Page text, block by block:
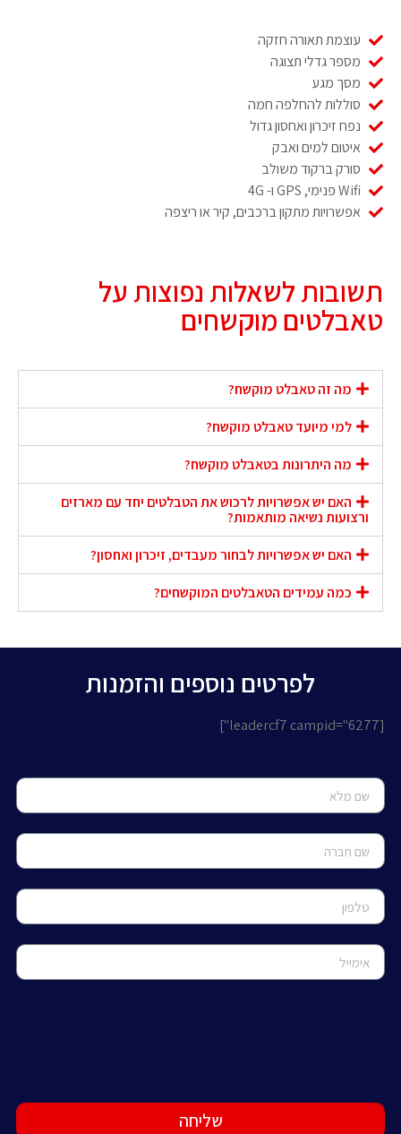
עוצמת תאורה חזקה
מספר גדלי תצוגה
מסך מגע
סוללות להחלפה חמה
נפח זיכרון ואחסון גדול
איטום למים ואבק
סורק ברקוד משולב
Wifi פנימי, GPS ו- 4G
אפשרויות מתקון ברכבים, קיר או ריצפה
תשובות לשאלות נפוצות על
טאבלטים מוקשחים
מה זה טאבלט מוקשח?
למי מיועד טאבלט מוקשח?
מה היתרונות בטאבלט מוקשח?
האם יש אפשרויות לרכוש את הטבלטים יחד עם מארזים
ורצועות נשיאה מותאמות?
האם יש אפשרויות לבחור מעבדים, זיכרון ואחסון?
כמה עמידים הטאבלטים המוקשחים?
לפרטים נוספים והזמנות
[leadercf7 campid="6277"]
שליחה